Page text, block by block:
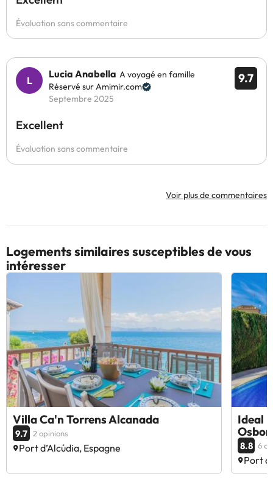
Évaluation sans commentaire
9.7
Lucia Anabella A voyagé en famille
Réservé sur Amimir.com
Septembre 2025
Excellent
Évaluation sans commentaire
Voir plus de commentaires
Logements similaires susceptibles de vous
intéresser
Villa Ca'n Torrens Alcanada
9.7 2 opinions
Port d’Alcúdia, Espagne
Ideal
8.8 6
Port